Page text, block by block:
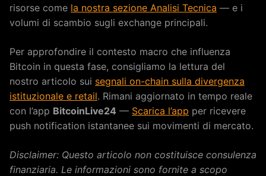
risorse come la nostra sezione Analisi Tecnica — e i
volumi di scambio sugli exchange principali.
Per approfondire il contesto macro che influenza
Bitcoin in questa fase, consigliamo la lettura del
nostro articolo sui segnali on-chain sulla divergenza
istituzionale e retail. Rimani aggiornato in tempo reale
con l’app BitcoinLive24 — Scarica l’app per ricevere
push notification istantanee sui movimenti di mercato.
Disclaimer: Questo articolo non costituisce consulenza
finanziaria. Le informazioni sono fornite a scopo